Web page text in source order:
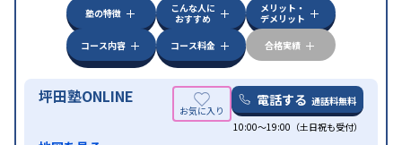
特徴
中高一貫校生に対応授業の振替可能 不登校生に対
学習にPC・タブレットを利用オンライン対応
科目から受講可能季節講習のみの受講可発達障害
の子どもに対応
塾の特徴
こんな人に
おすすめ
メリット・
デメリット
コース内容
コース料金 合格実績
坪田塾ONLINE 電話する 通話料無料
10:00～19:00（土日祝も受付）